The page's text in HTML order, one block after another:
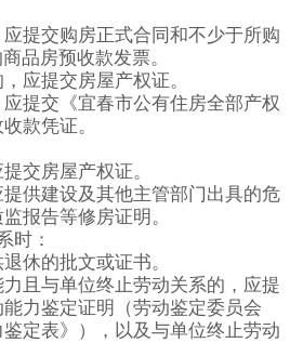
提交购房正式合同和不少于所购
品房预收款发票。
应提交房屋产权证。
提交《宜春市公有住房全部产权
款凭证。
交房屋产权证。
供建设及其他主管部门出具的危
报告等修房证明。
时：
休的批文或证书。
且与单位终止劳动关系的，应提
力鉴定证明（劳动鉴定委员会
鉴定表》），以及与单位终止劳动